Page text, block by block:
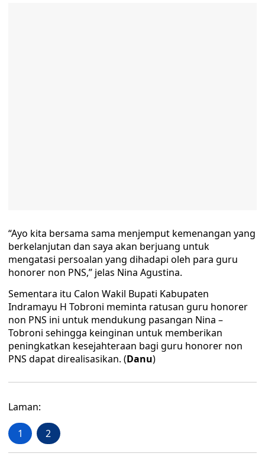
“Ayo kita bersama sama menjemput kemenangan yang
berkelanjutan dan saya akan berjuang untuk
mengatasi persoalan yang dihadapi oleh para guru
honorer non PNS,” jelas Nina Agustina.
Sementara itu Calon Wakil Bupati Kabupaten
Indramayu H Tobroni meminta ratusan guru honorer
non PNS ini untuk mendukung pasangan Nina –
Tobroni sehingga keinginan untuk memberikan
peningkatkan kesejahteraan bagi guru honorer non
PNS dapat direalisasikan. (Danu)
Laman:
1 2